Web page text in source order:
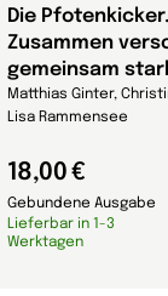
Die Pfotenkicker.
Zusammen
gemeinsam
Matthias Ginter,
Lisa Rammensee
18,00 €
Gebundene Ausgabe
Lieferbar in 1-3
Werktagen